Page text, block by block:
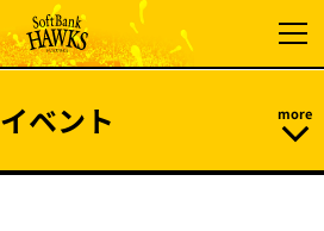
イベント